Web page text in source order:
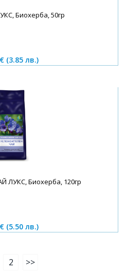
Биохерба, 50гр
(3.85 лв.)
ЛУКС, Биохерба, 120гр
(5.50 лв.)
2 >>